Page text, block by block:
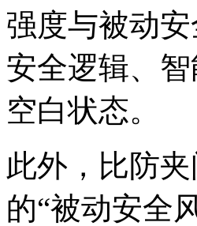
强度与被动
安全逻辑、
空白状态。
此外，比防
的“被动安全